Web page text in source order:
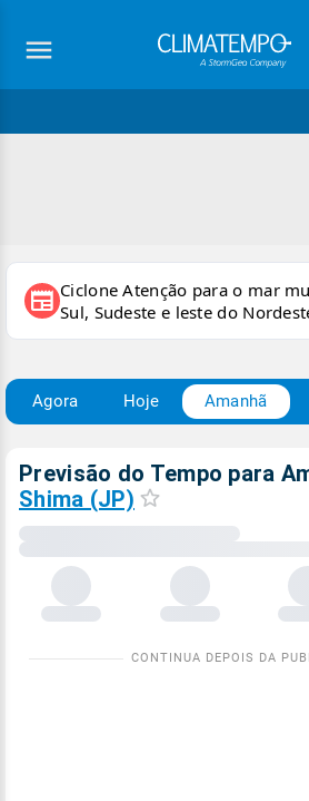
newspaper Ciclone Atenção para o mar
Sul, Sudeste e leste do
Agora Hoje Amanhã
Previsão do Tempo para
Shima (JP)
Carregando
dados
meteorológicos